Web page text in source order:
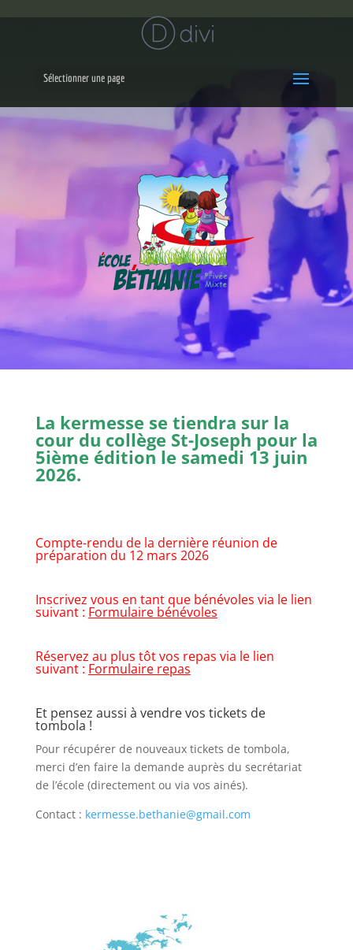
Sélectionner une page
La kermesse se tiendra sur la
cour du collège St-Joseph pour la
5ième édition le samedi 13 juin
2026.
Compte-rendu de la dernière réunion de
préparation du 12 mars 2026
Inscrivez vous en tant que bénévoles via le lien
suivant : Formulaire bénévoles
Réservez au plus tôt vos repas via le lien
suivant : Formulaire repas
Et pensez aussi à vendre vos tickets de
tombola !
Pour récupérer de nouveaux tickets de tombola,
merci d’en faire la demande auprès du secrétariat
de l’école (directement ou via vos ainés).
Contact : kermesse.bethanie@gmail.com